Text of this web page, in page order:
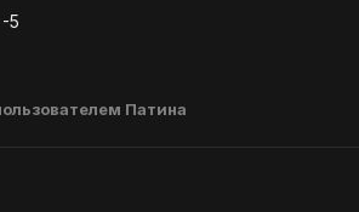
5
Патина